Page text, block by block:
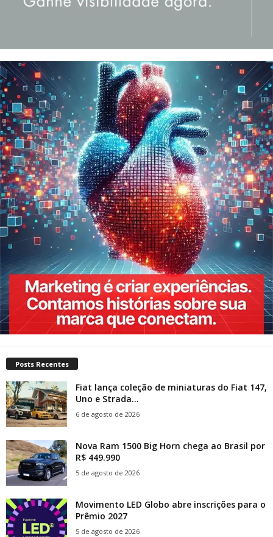
Posts Recentes
Fiat lança coleção de miniaturas do Fiat 147,
Uno e Strada...
6 de agosto de 2026
Nova Ram 1500 Big Horn chega ao Brasil por
R$ 449.990
5 de agosto de 2026
Movimento LED Globo abre inscrições para o
Prêmio 2027
5 de agosto de 2026